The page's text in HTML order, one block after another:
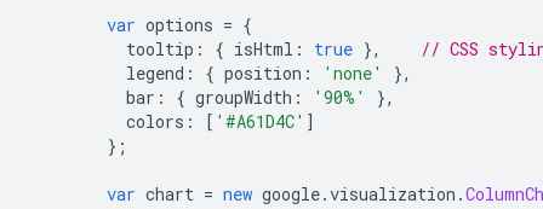
var options = {
tooltip : { isHtml : true },
// CSS
legend : { position : 'none'
},
bar : { groupWidth : '90%'
},
colors : [ '#A61D4C' ]
};
var chart = new google.visualization .